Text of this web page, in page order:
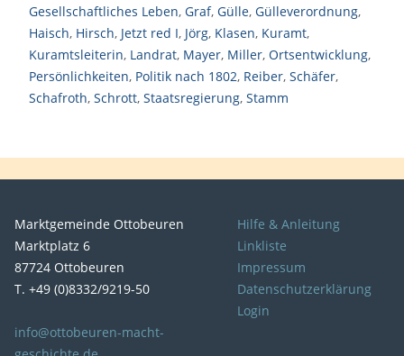
Gesellschaftliches Leben, Graf, Gülle, Gülleverordnung,
Haisch, Hirsch, Jetzt red I, Jörg, Klasen, Kuramt,
Kuramtsleiterin, Landrat, Mayer, Miller, Ortsentwicklung,
Persönlichkeiten, Politik nach 1802, Reiber, Schäfer,
Schafroth, Schrott, Staatsregierung, Stamm
Marktgemeinde Ottobeuren
Marktplatz 6
87724 Ottobeuren
T. +49 (0)8332/9219-50
info@ottobeuren-macht-
Hilfe & Anleitung
Linkliste
Impressum
Datenschutzerklärung
Login